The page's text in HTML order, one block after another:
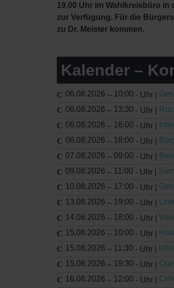
19.00 Uhr im Wahlkreisbüro
zur Verfügung. Für die
zu Dr. Meister kommen.
Kalender –
06.08.2026 – 10:00 - Uhr |
06.08.2026 – 13:30 - Uhr |
06.08.2026 – 16:00 - Uhr |
06.08.2026 – 18:00 - Uhr |
07.08.2026 – 09:00 - Uhr |
09.08.2026 – 11:00 - Uhr |
10.08.2026 – 17:00 - Uhr |
13.08.2026 – 19:00 - Uhr |
14.08.2026 – 18:00 - Uhr |
15.08.2026 – 10:00 - Uhr |
15.08.2026 – 11:30 - Uhr |
15.08.2026 – 19:30 - Uhr |
16.08.2026 – 12:00 - Uhr |